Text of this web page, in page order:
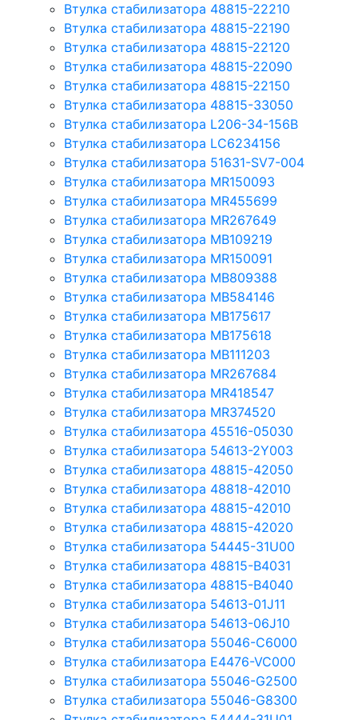
Втулка стабилизатора 48815-22210
Втулка стабилизатора 48815-22190
Втулка стабилизатора 48815-22120
Втулка стабилизатора 48815-22090
Втулка стабилизатора 48815-22150
Втулка стабилизатора 48815-33050
Втулка стабилизатора L206-34-156B
Втулка стабилизатора LC6234156
Втулка стабилизатора 51631-SV7-004
Втулка стабилизатора MR150093
Втулка стабилизатора MR455699
Втулка стабилизатора MR267649
Втулка стабилизатора MB109219
Втулка стабилизатора MR150091
Втулка стабилизатора MB809388
Втулка стабилизатора MB584146
Втулка стабилизатора MB175617
Втулка стабилизатора MB175618
Втулка стабилизатора MB111203
Втулка стабилизатора MR267684
Втулка стабилизатора MR418547
Втулка стабилизатора MR374520
Втулка стабилизатора 45516-05030
Втулка стабилизатора 54613-2Y003
Втулка стабилизатора 48815-42050
Втулка стабилизатора 48818-42010
Втулка стабилизатора 48815-42010
Втулка стабилизатора 48815-42020
Втулка стабилизатора 54445-31U00
Втулка стабилизатора 48815-B4031
Втулка стабилизатора 48815-B4040
Втулка стабилизатора 54613-01J11
Втулка стабилизатора 54613-06J10
Втулка стабилизатора 55046-C6000
Втулка стабилизатора E4476-VC000
Втулка стабилизатора 55046-G2500
Втулка стабилизатора 55046-G8300